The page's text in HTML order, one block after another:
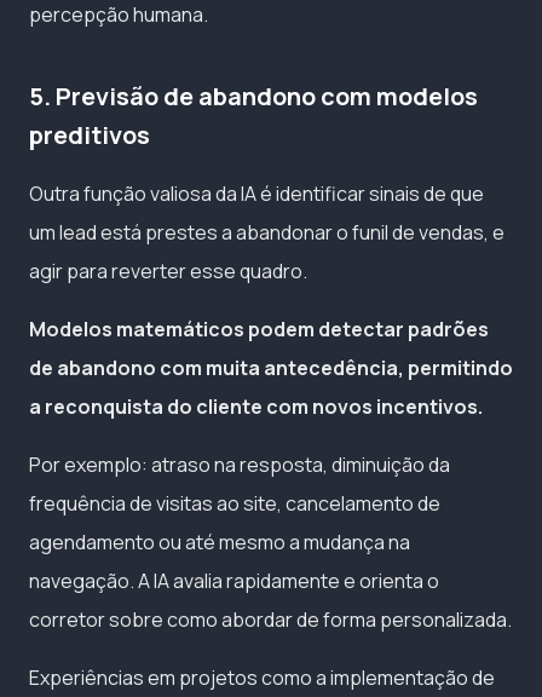
percepção humana.
5. Previsão de abandono com modelos
preditivos
Outra função valiosa da IA é identificar sinais de que
um lead está prestes a abandonar o funil de vendas, e
agir para reverter esse quadro.
Modelos matemáticos podem detectar padrões
de abandono com muita antecedência, permitindo
a reconquista do cliente com novos incentivos.
Por exemplo: atraso na resposta, diminuição da
frequência de visitas ao site, cancelamento de
agendamento ou até mesmo a mudança na
navegação. A IA avalia rapidamente e orienta o
corretor sobre como abordar de forma personalizada.
Experiências em projetos como a implementação de